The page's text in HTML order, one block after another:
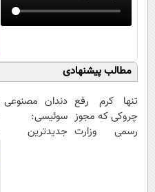
مطالب پیشنهادی
تنها کرم رفع
چروکی که مجوز
رسمی وزارت
دندان مصنوعی
سوئیسی:
جدیدترین